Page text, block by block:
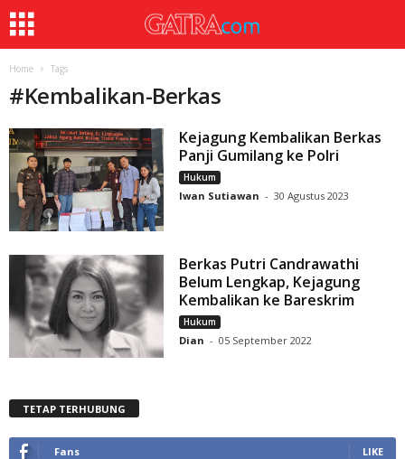
Home Tags
#Kembalikan-Berkas
Kejagung Kembalikan Berkas
Panji Gumilang ke Polri
Hukum
Iwan Sutiawan - 30 Agustus 2023
Berkas Putri Candrawathi
Belum Lengkap, Kejagung
Kembalikan ke Bareskrim
Hukum
Dian - 05 September 2022
TETAP TERHUBUNG
Fans LIKE